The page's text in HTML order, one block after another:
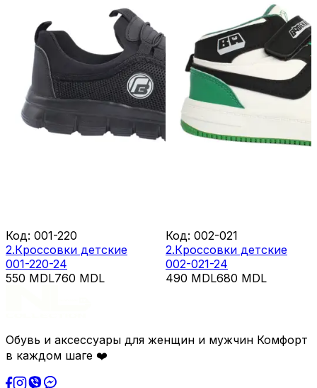
Код: 001-220
2.Кроссовки детские
001-220-24
550 MDL760 MDL
Код: 002-021
2.Кроссовки детские
002-021-24
490 MDL680 MDL
Обувь и аксессуары для женщин и мужчин Комфорт
в каждом шаге ❤️